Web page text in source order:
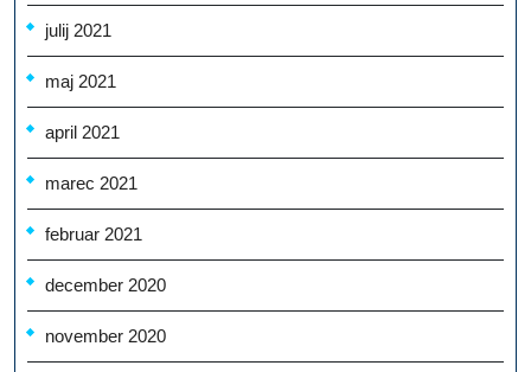
julij 2021
maj 2021
april 2021
marec 2021
februar 2021
december 2020
november 2020